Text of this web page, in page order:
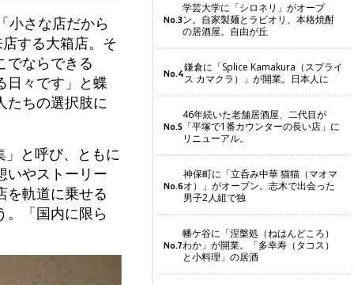
小さな店だから
する大箱店。そ
でならできる
日々です」と蝶
たちの選択肢に
」と呼び、ともに
いやストーリー
を軌道に乗せる
。「国内に限ら
No.3
学芸大学に「シロネリ」がオープ
ン。自家製麺とラビオリ、本格焼酎
の居酒屋。自由が丘
No.4鎌倉に「Splice Kamakura（スプライ
ス カマクラ）」が開業。日本人に
No.5
46年続いた老舗居酒屋、二代目が
「平塚で1番カウンターの長い店」に
リニューアル。
No.6
神保町に「立呑み中華 猫猫（マオマ
オ）」がオープン。志木で出会った
男子2人組で独
No.7
幡ケ谷に「涅槃処（ねはんどころ）
わか」が開業。「多幸寿（タコス）
と小料理」の居酒